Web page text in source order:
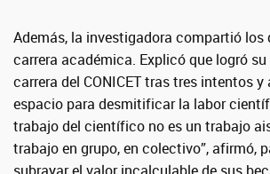
Además, la investigadora compartió los
carrera académica. Explicó que logró
carrera del CONICET tras tres intentos y
espacio para desmitificar la labor
trabajo del científico no es un trabajo
trabajo en grupo, en colectivo”, afirmó,